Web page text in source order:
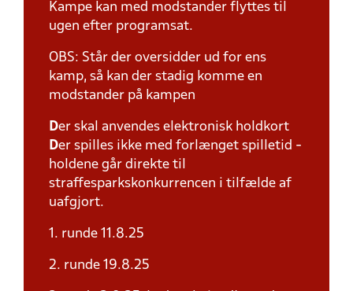
Kampe kan med modstander flyttes til
ugen efter programsat.
OBS: Står der oversidder ud for ens
kamp, så kan der stadig komme en
modstander på kampen
Der skal anvendes elektronisk holdkort
Der spilles ikke med forlænget spilletid -
holdene går direkte til
straffesparkskonkurrencen i tilfælde af
uafgjort.
1. runde 11.8.25
2. runde 19.8.25